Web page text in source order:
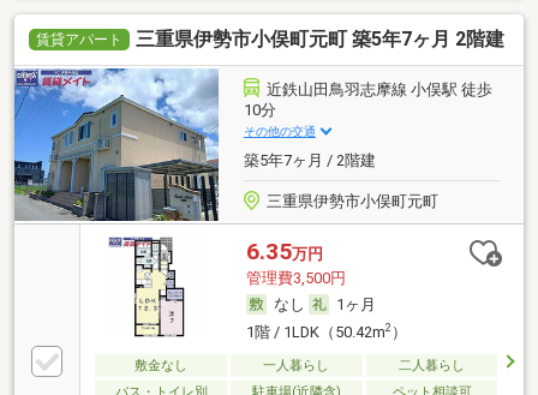
賃貸アパート 三重県伊勢市小俣町元町 築5年7ヶ月 2階建
近鉄山田鳥羽志摩線 小俣駅 徒歩
10分
その他の交通
築5年7ヶ月 / 2階建
三重県伊勢市小俣町元町
6.35万円
管理費3,500円
なし
1ヶ月
1階 / 1LDK（50.42m2）
敷金なし 一人暮らし
二人暮らし